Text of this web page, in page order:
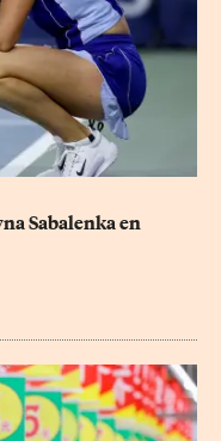
Sabalenka en